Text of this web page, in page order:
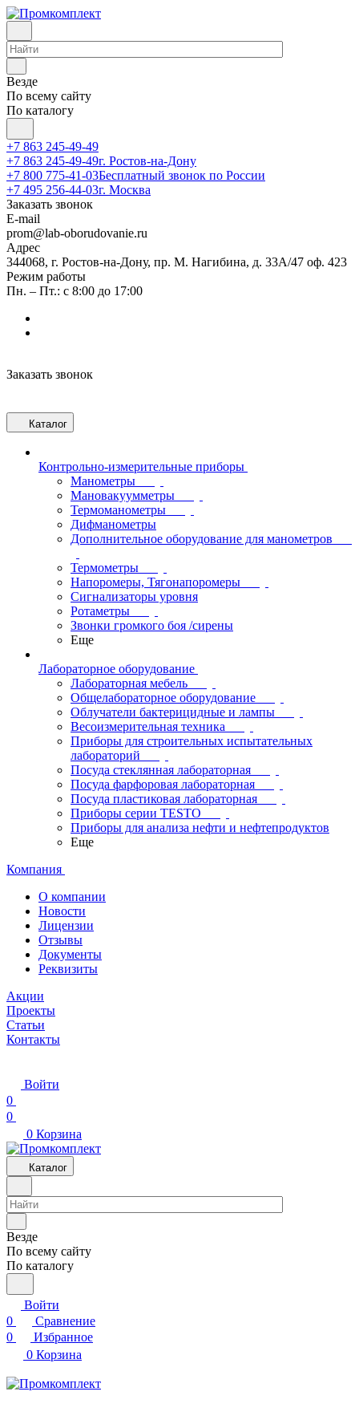
Везде
По всему сайту
По каталогу
+7 863 245-49-49
+7 863 245-49-49г. Ростов-на-Дону
+7 800 775-41-03Бесплатный звонок по России
+7 495 256-44-03г. Москва
Заказать звонок
E-mail
prom@lab-oborudovanie.ru
Адрес
344068, г. Ростов-на-Дону, пр. М. Нагибина, д. 33А/47 оф. 423
Режим работы
Пн. – Пт.: с 8:00 до 17:00
Заказать звонок
Каталог
Контрольно-измерительные приборы
Манометры
Мановакуумметры
Термоманометры
Дифманометры
Дополнительное оборудование для манометров
Термометры
Напоромеры, Тягонапоромеры
Сигнализаторы уровня
Ротаметры
Звонки громкого боя /сирены
Еще
Лабораторное оборудование
Лабораторная мебель
Общелабораторное оборудование
Облучатели бактерицидные и лампы
Весоизмерительная техника
Приборы для строительных испытательных
лабораторий
Посуда стеклянная лабораторная
Посуда фарфоровая лабораторная
Посуда пластиковая лабораторная
Приборы серии TESTO
Приборы для анализа нефти и нефтепродуктов
Еще
Компания
О компании
Новости
Лицензии
Отзывы
Документы
Реквизиты
Акции
Проекты
Статьи
Контакты
Войти
0
0
0 Корзина
Каталог
Везде
По всему сайту
По каталогу
Войти
0
Сравнение
0
Избранное
0 Корзина